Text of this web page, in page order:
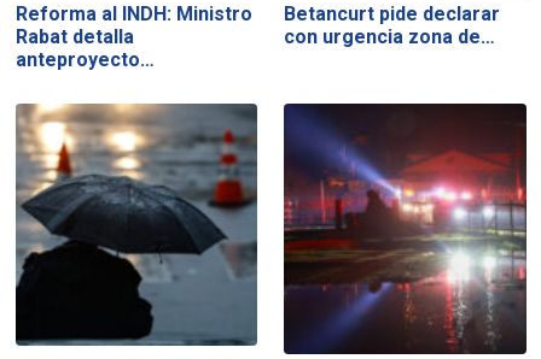
Reforma al INDH: Ministro
Rabat detalla
anteproyecto…
Betancurt pide declarar
con urgencia zona de…